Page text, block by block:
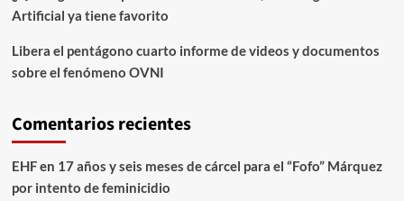
Artificial ya tiene favorito
Libera el pentágono cuarto informe de videos y documentos
sobre el fenómeno OVNI
Comentarios recientes
EHFen 17 años y seis meses de cárcel para el “Fofo” Márquez
por intento de feminicidio